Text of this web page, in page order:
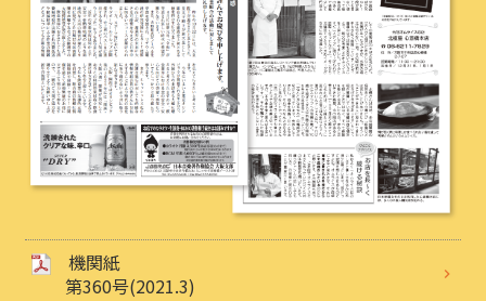
機関紙
第360号(2021.3)